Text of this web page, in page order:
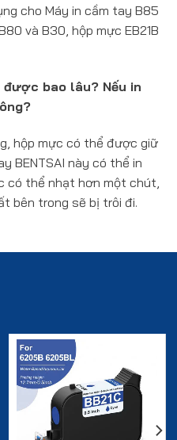
cho Máy in cầm tay B85
và B30, hộp mực EB21B
được bao lâu? Nếu in
hộp mực có thể được giữ
BENTSAI này có thể in
có thể nhạt hơn một chút,
bên trong sẽ bị trôi đi.